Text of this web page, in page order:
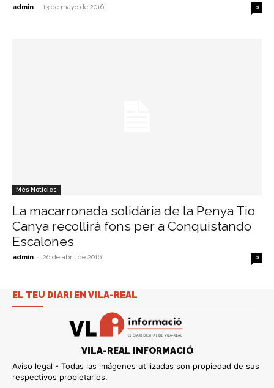
admin - 13 de mayo de 2016 0
Més Notícies
La macarronada solidària de la Penya Tio
Canya recollirà fons per a Conquistando
Escalones
admin - 26 de abril de 2016 0
EL TEU DIARI EN VILA-REAL
VILA-REAL INFORMACIÓ
Aviso legal - Todas las imágenes utilizadas son propiedad de sus
respectivos propietarios.